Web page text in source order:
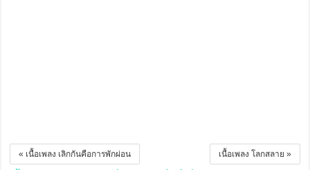
เนื้อเพลง โลกสลาย »
« เนื้อเพลง เลิกกันคือการพักผ่อน